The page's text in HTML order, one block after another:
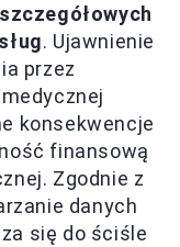
szczegółowych
. Ujawnienie
przez
konsekwencje
finansową
Zgodnie z
danych
się do ściśle